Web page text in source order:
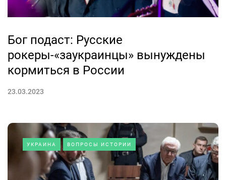
Бог подаст: Русские
рокеры-«заукраинцы» вынуждены
кормиться в России
23.03.2023
УКРАИНА ВОПРОСЫ ИСТОРИИ